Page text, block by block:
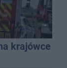
krajówce